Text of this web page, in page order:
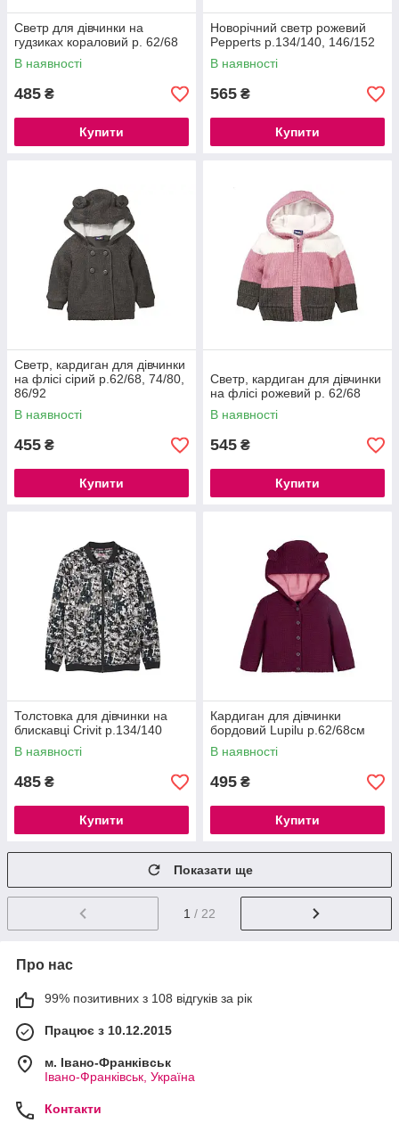
Светр для дівчинки на
гудзиках кораловий р. 62/68
В наявності
485 ₴
Купити
Новорічний светр рожевий
Pepperts р.134/140, 146/152
В наявності
565 ₴
Купити
Светр, кардиган для дівчинки
на флісі сірий р.62/68, 74/80,
86/92
В наявності
455 ₴
Купити
Светр, кардиган для дівчинки
на флісі рожевий р. 62/68
В наявності
545 ₴
Купити
Толстовка для дівчинки на
блискавці Crivit р.134/140
В наявності
485 ₴
Купити
Кардиган для дівчинки
бордовий Lupilu р.62/68см
В наявності
495 ₴
Купити
Показати ще
1 / 22
Про нас
99% позитивних з 108 відгуків за рік
Працює з 10.12.2015
м. Івано-Франківськ
Івано-Франківськ, Україна
Контакти